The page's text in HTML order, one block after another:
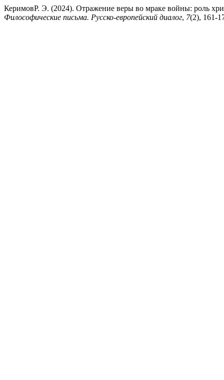
КеримовР. Э. (2024). Отражение веры во мраке войны: роль
Философические письма. Русско-европейский диалог, 7(2), 161-